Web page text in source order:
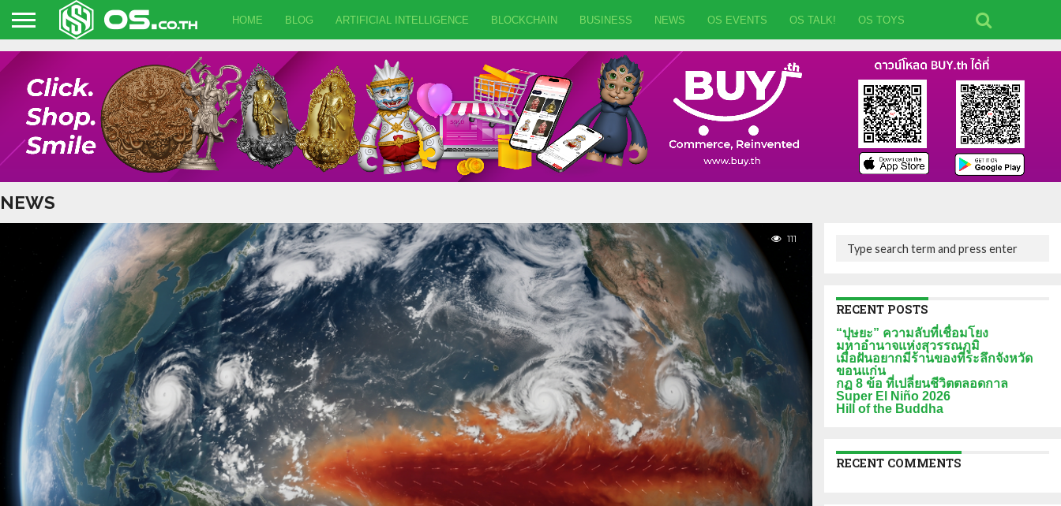
HOME BLOG ARTIFICIAL INTELLIGENCE BLOCKCHAIN BUSINESS NEWS OS EVENTS OS TALK! OS TOYS
NEWS
111
RECENT POSTS
“ปุษยะ” ความลับที่เชื่อมโยง
มหาอำนาจแห่งสุวรรณภูมิ
เมื่อฝันอยากมีร้านของที่ระลึกจังหวัด
ขอนแก่น
กฏ 8 ข้อ ที่เปลี่ยนชีวิตตลอดกาล
Super El Niño 2026
Hill of the Buddha
RECENT COMMENTS